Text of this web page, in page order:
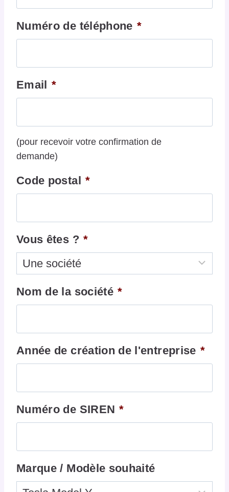
Numéro de téléphone *
Email *
(pour recevoir votre confirmation de
demande)
Code postal *
Vous êtes ? *
Nom de la société *
Année de création de l'entreprise *
Numéro de SIREN *
Marque / Modèle souhaité